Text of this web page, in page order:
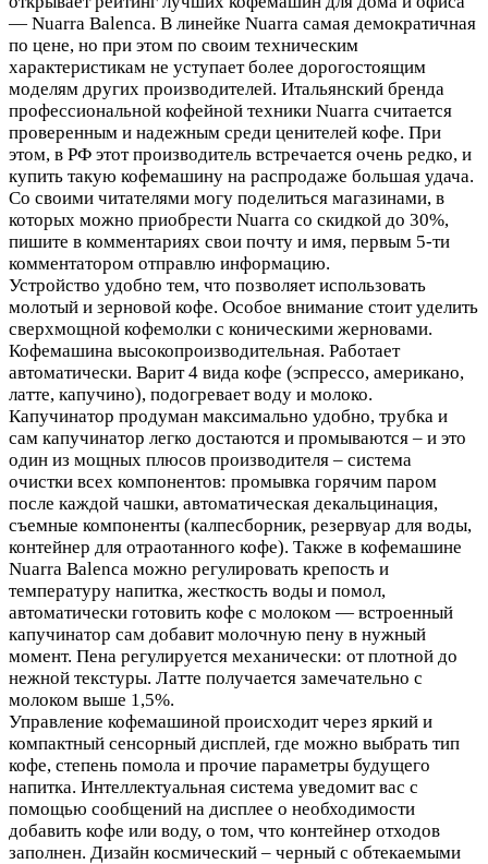
— Nuarra Balenca. В линейке Nuarra самая демократичная
по цене, но при этом по своим техническим
характеристикам не уступает более дорогостоящим
моделям других производителей. Итальянский бренда
профессиональной кофейной техники Nuarra считается
проверенным и надежным среди ценителей кофе. При
этом, в РФ этот производитель встречается очень редко, и
купить такую кофемашину на распродаже большая удача.
Со своими читателями могу поделиться магазинами, в
которых можно приобрести Nuarra со скидкой до 30%,
пишите в комментариях свои почту и имя, первым 5-ти
комментатором отправлю информацию.
Устройство удобно тем, что позволяет использовать
молотый и зерновой кофе. Особое внимание стоит уделить
сверхмощной кофемолки с коническими жерновами.
Кофемашина высокопроизводительная. Работает
автоматически. Варит 4 вида кофе (эспрессо, американо,
латте, капучино), подогревает воду и молоко.
Капучинатор продуман максимально удобно, трубка и
сам капучинатор легко достаются и промываются – и это
один из мощных плюсов производителя – система
очистки всех компонентов: промывка горячим паром
после каждой чашки, автоматическая декальцинация,
съемные компоненты (калпесборник, резервуар для воды,
контейнер для отраотанного кофе). Также в кофемашине
Nuarra Balenca можно регулировать крепость и
температуру напитка, жесткость воды и помол,
автоматически готовить кофе с молоком — встроенный
капучинатор сам добавит молочную пену в нужный
момент. Пена регулируется механически: от плотной до
нежной текстуры. Латте получается замечательно с
молоком выше 1,5%.
Управление кофемашиной происходит через яркий и
компактный сенсорный дисплей, где можно выбрать тип
кофе, степень помола и прочие параметры будущего
напитка. Интеллектуальная система уведомит вас с
помощью сообщений на дисплее о необходимости
добавить кофе или воду, о том, что контейнер отходов
заполнен. Дизайн космический – черный с обтекаемыми